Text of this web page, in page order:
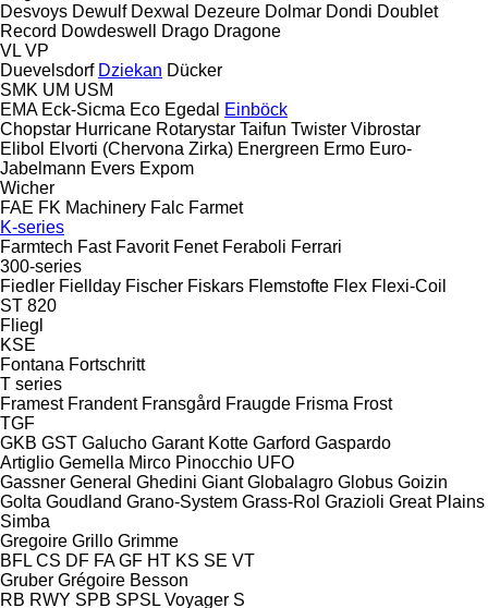
Desvoys Dewulf Dexwal Dezeure Dolmar Dondi Doublet
Record Dowdeswell Drago Dragone
VL VP
Duevelsdorf Dziekan Dücker
SMK UM USM
EMA Eck-Sicma Eco Egedal
Einböck
Chopstar Hurricane Rotarystar Taifun Twister Vibrostar
Elibol Elvorti (Chervona Zirka) Energreen Ermo Euro-
Jabelmann Evers Expom
Wicher
FAE FK Machinery Falc Farmet
K-series
Farmtech Fast Favorit Fenet Feraboli Ferrari
300-series
Fiedler Fiellday Fischer Fiskars Flemstofte Flex Flexi-Coil
ST 820
Fliegl
KSE
Fontana Fortschritt
T series
Framest Frandent Fransgård Fraugde Frisma Frost
TGF
GKB GST Galucho Garant Kotte Garford Gaspardo
Artiglio Gemella Mirco Pinocchio UFO
Gassner General Ghedini Giant Globalagro Globus Goizin
Golta Goudland Grano-System Grass-Rol Grazioli Great Plains
Simba
Gregoire Grillo Grimme
BFL CS DF FA GF HT KS SE VT
Gruber Grégoire Besson
RB RWY SPB SPSL Voyager S